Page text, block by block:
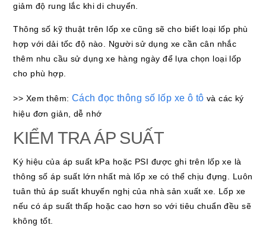
giảm độ rung lắc khi di chuyển.
Thông số kỹ thuật trên lốp xe cũng sẽ cho biết loại lốp phù
hợp với dải tốc độ nào. Người sử dụng xe cần cân nhắc
thêm nhu cầu sử dụng xe hàng ngày để lựa chọn loại lốp
cho phù hợp.
>> Xem thêm:Cách đọc thông số lốp xe ô tô và các ký
hiệu đơn giản, dễ nhớ
KIỂM TRA ÁP SUẤT
Ký hiệu của áp suất kPa hoặc PSI được ghi trên lốp xe là
thông số áp suất lớn nhất mà lốp xe có thể chịu đựng. Luôn
tuân thủ áp suất khuyến nghị của nhà sản xuất xe. Lốp xe
nếu có áp suất thấp hoặc cao hơn so với tiêu chuẩn đều sẽ
không tốt.